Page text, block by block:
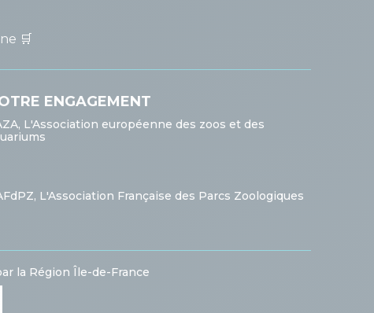
🛒
ENGAGEMENT
L'Association européenne des zoos et des
L'Association Française des Parcs Zoologiques
la Région Île-de-France